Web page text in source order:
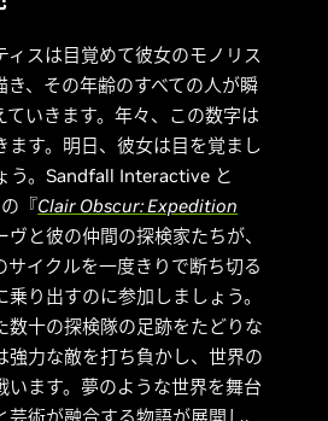
ィスは目覚めて彼女のモノリス
き、その年齢のすべての人が瞬
ていきます。年々、この数字は
ます。明日、彼女は目を覚まし
う。Sandfall Interactive と
『Clair Obscur: Expedition
と彼の仲間の探検家たちが、
サイクルを一度きりで断ち切る
り出すのに参加しましょう。
数十の探検隊の足跡をたどりな
強力な敵を打ち負かし、世界の
います。夢のような世界を舞台